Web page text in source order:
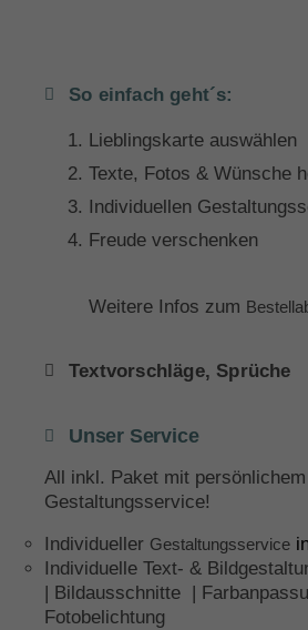
So einfach geht´s:
Lieblingskarte auswählen
Texte, Fotos & Wünsche
Individuellen
Freude verschenken
Weitere Infos zum
Textvorschläge, Sprüche
Unser Service
All inkl. Paket mit persönlichem
Gestaltungsservice!
Individueller Gestaltungsservice
Individuelle Text- &
| Bildausschnitte |
Fotobelichtung